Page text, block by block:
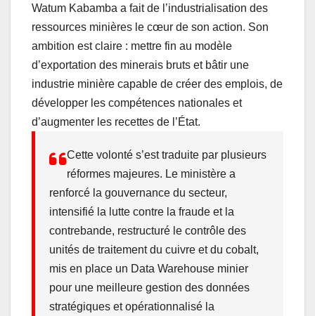
Watum Kabamba a fait de l’industrialisation des
ressources minières le cœur de son action. Son
ambition est claire : mettre fin au modèle
d’exportation des minerais bruts et bâtir une
industrie minière capable de créer des emplois, de
développer les compétences nationales et
d’augmenter les recettes de l’État.
Cette volonté s’est traduite par plusieurs
réformes majeures. Le ministère a
renforcé la gouvernance du secteur,
intensifié la lutte contre la fraude et la
contrebande, restructuré le contrôle des
unités de traitement du cuivre et du cobalt,
mis en place un Data Warehouse minier
pour une meilleure gestion des données
stratégiques et opérationnalisé la